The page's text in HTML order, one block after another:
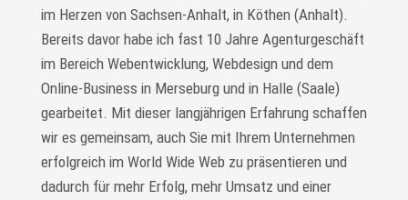
im Herzen von Sachsen-Anhalt, in Köthen (Anhalt).
Bereits davor habe ich fast 10 Jahre Agenturgeschäft
im Bereich Webentwicklung, Webdesign und dem
Online-Business in Merseburg und in Halle (Saale)
gearbeitet. Mit dieser langjährigen Erfahrung schaffen
wir es gemeinsam, auch Sie mit Ihrem Unternehmen
erfolgreich im World Wide Web zu präsentieren und
dadurch für mehr Erfolg, mehr Umsatz und einer